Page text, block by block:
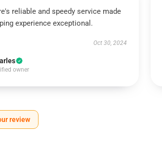
reliable and speedy service made
experience exceptional.
Oct 30, 2024
owner
review